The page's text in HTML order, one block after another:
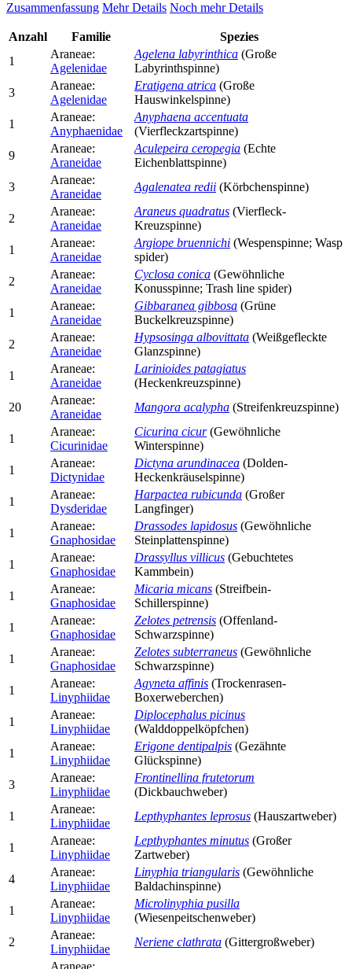
Zusammenfassung Mehr Details Noch mehr Details
Anzahl Familie
Spezies
1
Araneae:
Agelenidae
Agelena labyrinthica (Große
Labyrinthspinne)
3
Araneae:
Agelenidae
Eratigena atrica (Große
Hauswinkelspinne)
1
Araneae:
Anyphaenidae
Anyphaena accentuata
(Vierfleckzartspinne)
9
Araneae:
Araneidae
Aculepeira ceropegia (Echte
Eichenblattspinne)
3
Araneae:
Araneidae
Agalenatea redii (Körbchenspinne)
2
Araneae:
Araneidae
Araneus quadratus (Vierfleck-
Kreuzspinne)
1
Araneae:
Araneidae
Argiope bruennichi (Wespenspinne; Wasp
spider)
2
Araneae:
Araneidae
Cyclosa conica (Gewöhnliche
Konusspinne; Trash line spider)
1
Araneae:
Araneidae
Gibbaranea gibbosa (Grüne
Buckelkreuzspinne)
2
Araneae:
Araneidae
Hypsosinga albovittata (Weißgefleckte
Glanzspinne)
1
Araneae:
Araneidae
Larinioides patagiatus
(Heckenkreuzspinne)
20
Araneae:
Araneidae
Mangora acalypha (Streifenkreuzspinne)
1
Araneae:
Cicurinidae
Cicurina cicur(Gewöhnliche
Winterspinne)
1
Araneae:
Dictynidae
Dictyna arundinacea (Dolden-
Heckenkräuselspinne)
1
Araneae:
Dysderidae
Harpactea rubicunda (Großer
Langfinger)
1
Araneae:
Gnaphosidae
Drassodes lapidosus (Gewöhnliche
Steinplattenspinne)
1
Araneae:
Gnaphosidae
Drassyllus villicus (Gebuchtetes
Kammbein)
1
Araneae:
Gnaphosidae
Micaria micans (Streifbein-
Schillerspinne)
1
Araneae:
Gnaphosidae
Zelotes petrensis (Offenland-
Schwarzspinne)
1
Araneae:
Gnaphosidae
Zelotes subterraneus (Gewöhnliche
Schwarzspinne)
1
Araneae:
Linyphiidae
Agyneta affinis (Trockenrasen-
Boxerweberchen)
1
Araneae:
Linyphiidae
Diplocephalus picinus
(Walddoppelköpfchen)
1
Araneae:
Linyphiidae
Erigone dentipalpis (Gezähnte
Glückspinne)
3
Araneae:
Linyphiidae
Frontinellina frutetorum
(Dickbauchweber)
1
Araneae:
Linyphiidae
Lepthyphantes leprosus (Hauszartweber)
1
Araneae:
Linyphiidae
Lepthyphantes minutus (Großer
Zartweber)
4
Araneae:
Linyphiidae
Linyphia triangularis (Gewöhnliche
Baldachinspinne)
1
Araneae:
Linyphiidae
Microlinyphia pusilla
(Wiesenpeitschenweber)
2
Araneae:
Linyphiidae
Neriene clathrata (Gittergroßweber)